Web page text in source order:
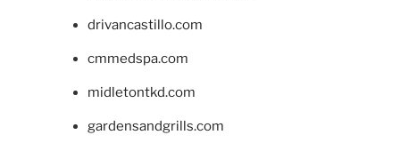
drivancastillo.com
cmmedspa.com
midletontkd.com
gardensandgrills.com